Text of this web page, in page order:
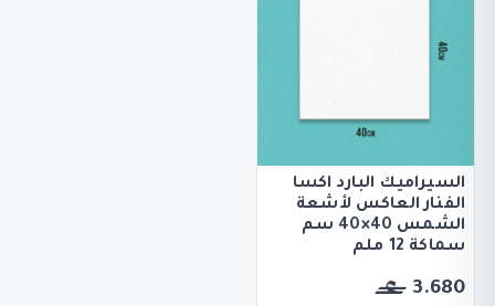
السيراميك البارد اكسا
الفنار العاكس لأشعة
الشمس 40×40 سم
سماكة 12 ملم
3.680